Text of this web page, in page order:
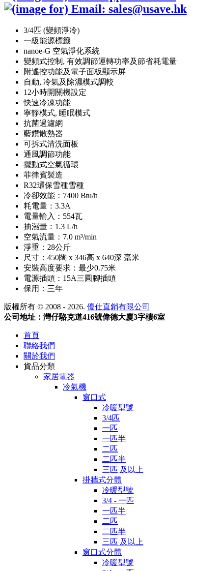
3/4匹 (變頻淨冷)
一級能源標籤
nanoe-G 空氣淨化系統
變頻式控制, 有效調節運轉功率及節省耗電量
附遙控功能及電子面板顯示屏
自動, 冷氣及除濕模式調較
12小時開關機設定
快速冷凍功能
寧靜模式, 睡眠模式
抗菌過濾網
藍鑽散熱器
可拆式清洗面板
通風調節功能
擺動式空氣循環
菲律賓製造
R32環保雪種雪種
冷卻效能：7400 Btu/h
耗電量：3.3A
電量輸入：554瓦
抽濕量：1.3 L/h
空氣流量：7.0 m³/min
淨重：28公斤
尺寸：450闊 x 346高 x 640深 毫米
安裝高度要求：最少0.75米
電源插頭：15A三圓腳插頭
保用：三年
版權所有 © 2008 - 2026. 優仕直銷有限公司
公司地址：灣仔駱克道416號偉德大廈3字樓6室
首頁
聯絡我們
關於我們
貨品分類
家居電器
冷氣機
窗口式
冷暖型號
3/4匹
一匹
一匹半
二匹
二匹半
三匹 及以上
掛牆式分體
冷暖型號
3/4 - 一匹
一匹半
二匹
二匹半
三匹 及以上
窗口式分體
冷暖型號